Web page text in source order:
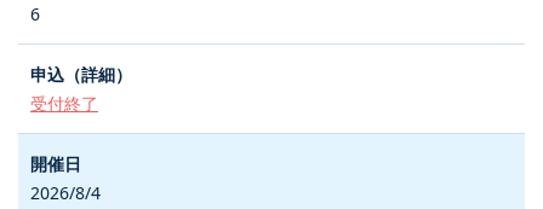
6
受付終了
2026/8/4